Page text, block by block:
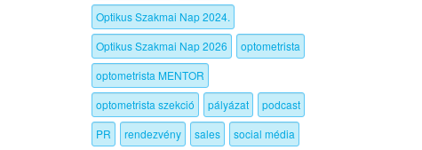
Optikus Szakmai Nap 2024.
Optikus Szakmai Nap 2026
optometrista
optometrista MENTOR
optometrista szekció
pályázat
podcast
PR
rendezvény sales
social média